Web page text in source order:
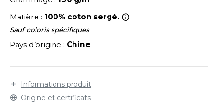
IN EUROPE
LABEL / TEAR AWAY
ROW
OF THE LOOM
Matière : 100% coton sergé.
Sauf coloris spécifiques
Pays d’origine : Chine
Informations produit
Origine et certificats